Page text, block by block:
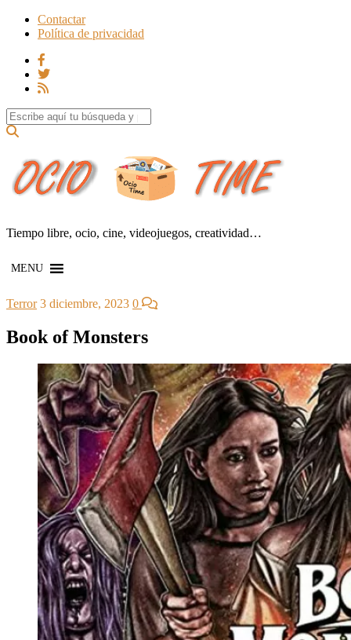
Contactar
Política de privacidad
Search for:
Tiempo libre, ocio, cine, videojuegos, creatividad…
MENU
Terror 3 diciembre, 2023 0
Book of Monsters